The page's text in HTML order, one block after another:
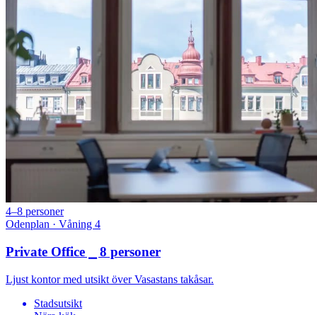
4–8 personer
Odenplan · Våning 4
Private Office ⎯ 8 personer
Ljust kontor med utsikt över Vasastans takåsar.
Stadsutsikt